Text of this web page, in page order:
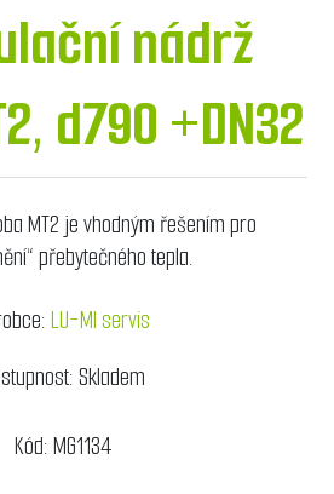
nádrž
d790 +DN32
MT2 je vhodným řešením pro
přebytečného tepla.
LU-MI servis
Skladem
Kód:MG1134